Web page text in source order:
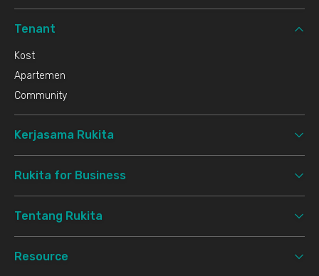
Tenant
Kost
Apartemen
Community
Kerjasama Rukita
Rukita for Business
Tentang Rukita
Resource